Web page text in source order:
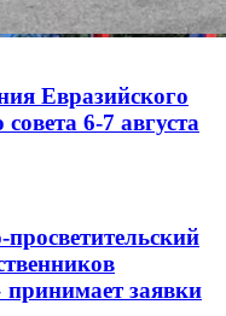
Евразийского
6-7 августа
заявки